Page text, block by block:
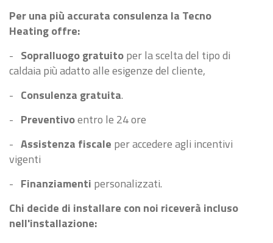
Per una più accurata consulenza la Tecno
Heating offre:
- Sopralluogo gratuitoper la scelta del tipo di
caldaia più adatto alle esigenze del cliente,
- Consulenza gratuita.
- Preventivoentro le 24 ore
- Assistenza fiscale per accedere agli incentivi
vigenti
- Finanziamenti personalizzati.
Chi decide di installare con noi riceverà incluso
nell'installazione: